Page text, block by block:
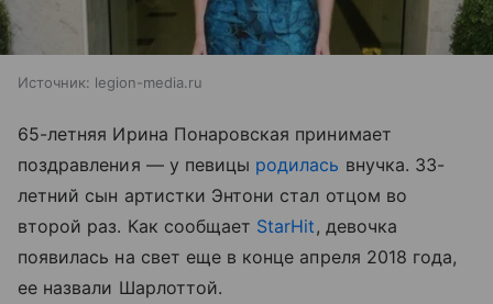
Источник: legion-media.ru
65-летняя Ирина Понаровская принимает
поздравления — у певицы родилась внучка. 33-
летний сын артистки Энтони стал отцом во
второй раз. Как сообщает StarHit, девочка
появилась на свет еще в конце апреля 2018 года,
ее назвали Шарлоттой.